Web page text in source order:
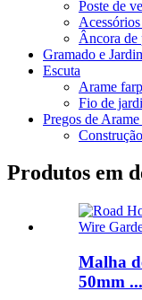
Poste de
Âncora de
Gramado e
Escuta
Arame
Fio de
Pregos de
Construção
Produtos em
Malha
50mm ...